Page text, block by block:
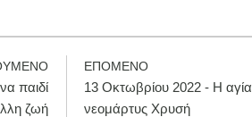
παιδί
ζωή
ΕΠΟΜΕΝΟ
13 Οκτωβρίου 2022 - Η αγία
νεομάρτυς Χρυσή